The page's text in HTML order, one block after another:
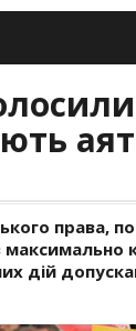
права,
дій